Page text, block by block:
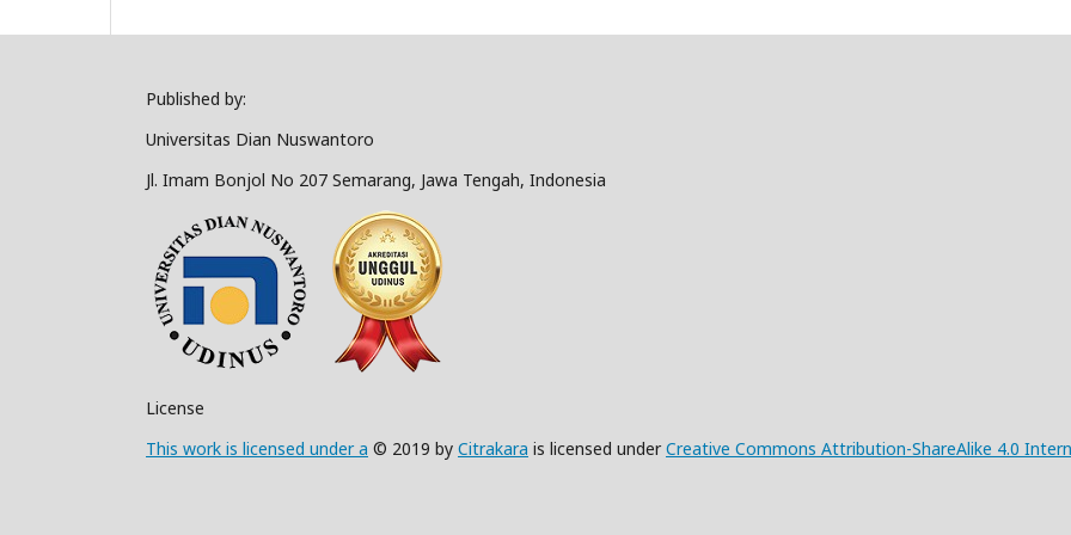
Published by:
Universitas Dian Nuswantoro
Jl. Imam Bonjol No 207 Semarang, Jawa Tengah, Indonesia
License
This work is licensed under a © 2019 by Citrakara is licensed underCreative Commons Attribution-ShareAlike 4.0